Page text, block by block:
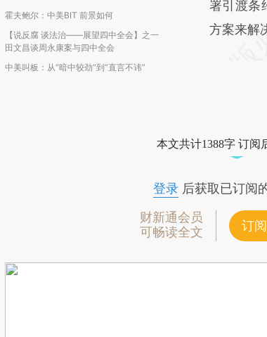
霍夫鲍尔：中美BIT 前景如何
【说反腐 谈法治——展望四中全会】之一
田文昌谈周永康案与四中全会
中美叫板：从“暗中较劲”到“直言不讳”
署引渡条
方案来解
本文共计1388字 订阅
登录后获取已订阅
财新通会员
可畅读全文
订